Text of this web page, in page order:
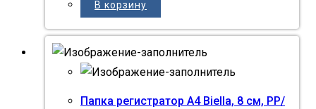
В корзину
Папка регистратор A4 Biella, 8 см, PP/